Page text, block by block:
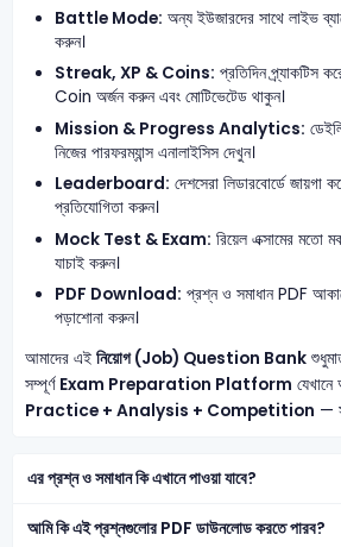
Battle Mode: অন্য ইউজারদের সাথে লাইভ
করুন।
Streak, XP & Coins: প্রতিদিন প্র্যাকটিস
Coin অর্জন করুন এবং মোটিভেটেড থাকুন।
Mission & Progress Analytics:
নিজের পারফরম্যান্স এনালাইসিস দেখুন।
Leaderboard: দেশসেরা লিডারবোর্ডে জায়গা
প্রতিযোগিতা করুন।
Mock Test & Exam: রিয়েল এক্সামের মতো
যাচাই করুন।
PDF Download: প্রশ্ন ও সমাধান PDF
পড়াশোনা করুন।
আমাদের এই নিয়োগ (Job) Question Bank
সম্পূর্ণ Exam Preparation Platform
Practice + Analysis + Competition —
এর প্রশ্ন ও সমাধান কি এখানে পাওয়া যাবে?
আমি কি এই প্রশ্নগুলোর PDF ডাউনলোড করতে পারব?